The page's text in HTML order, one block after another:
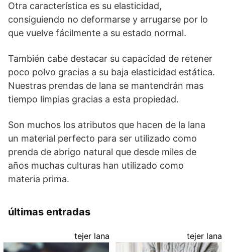
Otra característica es su elasticidad,
consiguiendo no deformarse y arrugarse por lo
que vuelve fácilmente a su estado normal.
También cabe destacar su capacidad de retener
poco polvo gracias a su baja elasticidad estática.
Nuestras prendas de lana se mantendrán mas
tiempo limpias gracias a esta propiedad.
Son muchos los atributos que hacen de la lana
un material perfecto para ser utilizado como
prenda de abrigo natural que desde miles de
años muchas culturas han utilizado como
materia prima.
últimas entradas
tejer lana tejer lana